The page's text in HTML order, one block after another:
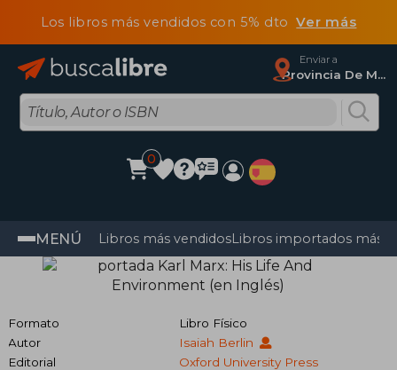
Los libros más vendidos con 5% dtoVer más
Enviar a
Provincia De Madrid
0
MENÚ Libros más vendidosLibros importados más
Formato
Libro Físico
Autor
Isaiah Berlin
Editorial
Oxford University Press